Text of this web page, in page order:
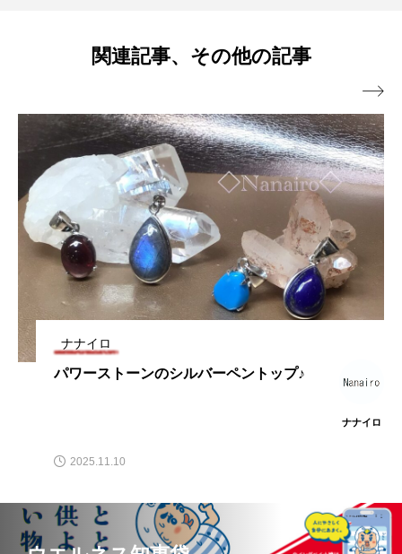
2026.07.02 今月の休業日のお知らせ
2026.06.30 おすすめ浄化アイテム♪
サマーセールがスタート♪
2026.06.01
2026.05.18 ラブラドライトのアイテム色々♪
2026.05.09 プチストーンのネックレス♪
関連記事、その他の記事
ナナイロ
パワーストーンのシルバーペントップ♪
ナナイロ
2025.11.10
